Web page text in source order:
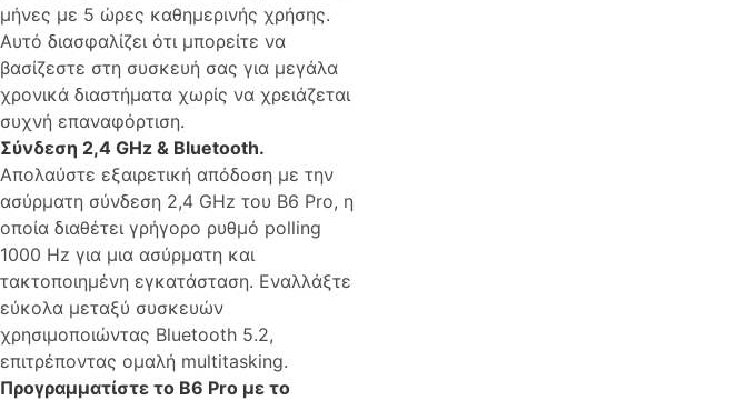
μήνες με 5 ώρες καθημερινής χρήσης.
Αυτό διασφαλίζει ότι μπορείτε να
βασίζεστε στη συσκευή σας για μεγάλα
χρονικά διαστήματα χωρίς να χρειάζεται
συχνή επαναφόρτιση.
Σύνδεση 2,4 GHz & Bluetooth.
Απολαύστε εξαιρετική απόδοση με την
ασύρματη σύνδεση 2,4 GHz του B6 Pro, η
οποία διαθέτει γρήγορο ρυθμό polling
1000 Hz για μια ασύρματη και
τακτοποιημένη εγκατάσταση. Εναλλάξτε
εύκολα μεταξύ συσκευών
χρησιμοποιώντας Bluetooth 5.2,
επιτρέποντας ομαλή multitasking.
Προγραμματίστε το B6 Pro με το